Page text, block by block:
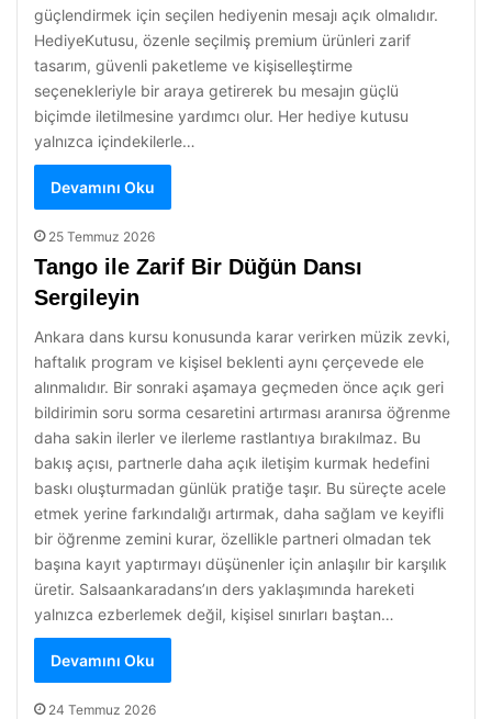
güçlendirmek için seçilen hediyenin mesajı açık olmalıdır.
HediyeKutusu, özenle seçilmiş premium ürünleri zarif
tasarım, güvenli paketleme ve kişiselleştirme
seçenekleriyle bir araya getirerek bu mesajın güçlü
biçimde iletilmesine yardımcı olur. Her hediye kutusu
yalnızca içindekilerle…
Devamını Oku
25 Temmuz 2026
Tango ile Zarif Bir Düğün Dansı
Sergileyin
Ankara dans kursu konusunda karar verirken müzik zevki,
haftalık program ve kişisel beklenti aynı çerçevede ele
alınmalıdır. Bir sonraki aşamaya geçmeden önce açık geri
bildirimin soru sorma cesaretini artırması aranırsa öğrenme
daha sakin ilerler ve ilerleme rastlantıya bırakılmaz. Bu
bakış açısı, partnerle daha açık iletişim kurmak hedefini
baskı oluşturmadan günlük pratiğe taşır. Bu süreçte acele
etmek yerine farkındalığı artırmak, daha sağlam ve keyifli
bir öğrenme zemini kurar, özellikle partneri olmadan tek
başına kayıt yaptırmayı düşünenler için anlaşılır bir karşılık
üretir. Salsaankaradans’ın ders yaklaşımında hareketi
yalnızca ezberlemek değil, kişisel sınırları baştan…
Devamını Oku
24 Temmuz 2026